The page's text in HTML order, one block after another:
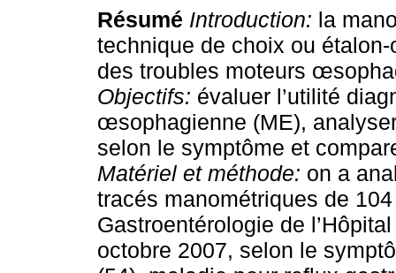
Résumé Introduction: la
technique de choix ou étalon-
des troubles moteurs
Objectifs: évaluer l’utilité
œsophagienne (ME),
selon le symptôme et
Matériel et méthode: on a
tracés manométriques de
Gastroentérologie de
octobre 2007, selon le